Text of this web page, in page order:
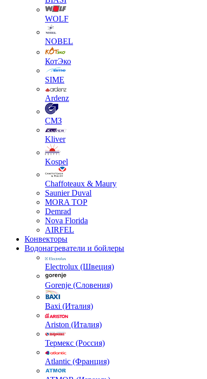
WOLF
NOBEL
КотЭко
SIME
Ardenz
СМЗ
Kliver
Kospel
Chaffoteaux & Maury
Saunier Duval
MORA TOP
Demrad
Nova Florida
AIRFEL
Конвекторы
Водонагреватели и бойлеры
Electrolux (Швеция)
Gorenje (Словения)
Baxi (Италия)
Ariston (Италия)
Термекс (Россия)
Atlantic (Франция)